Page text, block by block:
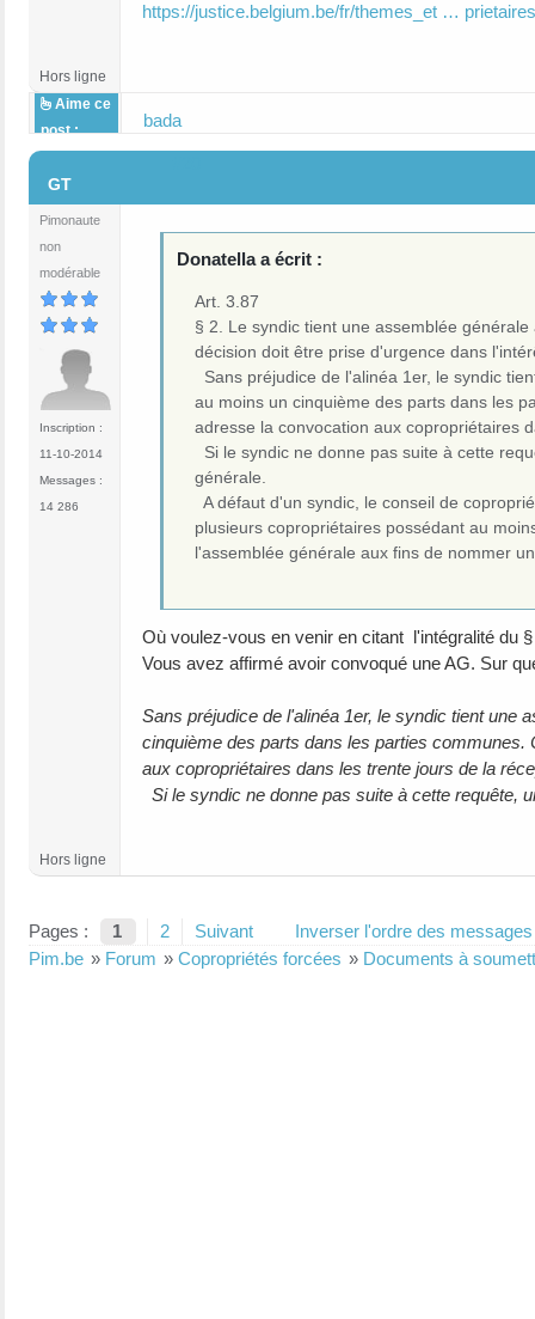
https://justice.belgium.be/fr/themes_et … prietaires
Hors ligne
Aime ce
post :
bada
GT
Pimonaute
non
modérable
Inscription :
11-10-2014
Messages :
14 286
Donatella a écrit :
Art. 3.87
§ 2. Le syndic tient une assemblée
décision doit être prise d'urgence dans
Sans préjudice de l'alinéa 1er, le syndic
au moins un cinquième des parts dans les
adresse la convocation aux copropriétaires
Si le syndic ne donne pas suite à cette
générale.
A défaut d'un syndic, le conseil de
plusieurs copropriétaires possédant au
l'assemblée générale aux fins de nommer
Où voulez-vous en venir en citant l'intégralité du
Vous avez affirmé avoir convoqué une AG. Sur
Sans préjudice de l'alinéa 1er, le syndic tient une
cinquième des parts dans les parties
aux copropriétaires dans les trente jours de la
Si le syndic ne donne pas suite à cette requête,
Hors ligne
Pages : 1 2 Suivant
Inverser l'ordre des messages
Pim.be » Forum » Copropriétés forcées » Documents à